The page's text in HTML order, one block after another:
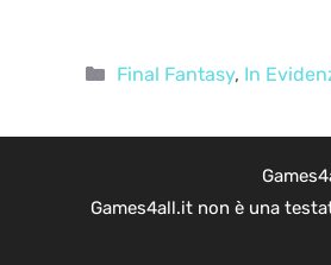
Categorie
Final Fantasy, In
Games4all.it non è una